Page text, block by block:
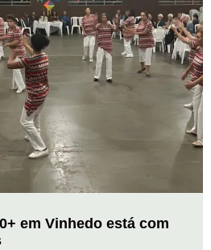
em Vinhedo está com